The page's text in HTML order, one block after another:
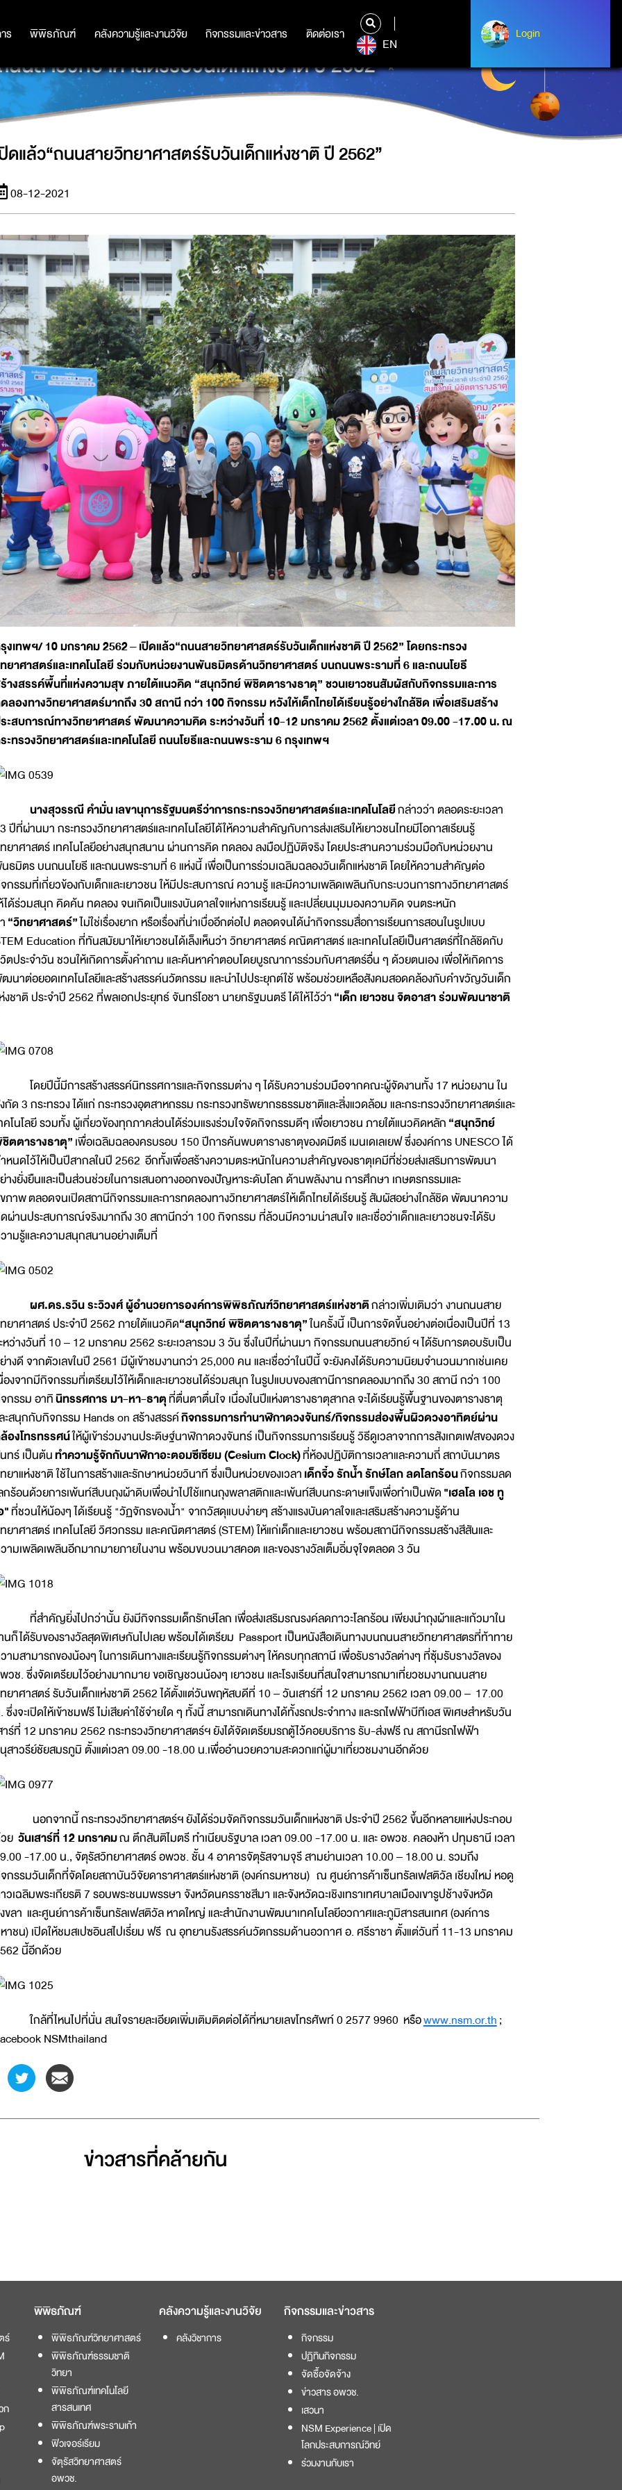
ร พิพิธภัณฑ์ คลังความรู้และงานวิจัย กิจกรรมและข่าวสาร ติดต่อเรา
ร พิพิธภัณฑ์ คลังความรู้และงานวิจัย กิจกรรมและข่าวสาร ติดต่อเรา
EN
Login
Login
นนสายวิทยาศาสตร์รับวันเด็กแห่งชาติ ปี 2562”
ดแล้ว“ถนนสายวิทยาศาสตร์รับวันเด็กแห่งชาติ ปี 2562”
08-12-2021
งเทพฯ/ 10 มกราคม 2562– เปิดแล้ว“ถนนสายวิทยาศาสตร์รับวันเด็กแห่งชาติ ปี 2562” โดยกระทรวง
ยาศาสตร์และเทคโนโลยี ร่วมกับหน่วยงานพันธมิตรด้านวิทยาศาสตร์ บนถนนพระรามที่ 6 และถนนโยธี
างสรรค์พื้นที่แห่งความสุข ภายใต้แนวคิด “สนุกวิทย์ พิชิตตารางธาตุ” ชวนเยาวชนสัมผัสกับกิจกรรมและการ
ลองทางวิทยาศาสตร์มากถึง 30 สถานี กว่า 100 กิจกรรม หวังให้เด็กไทยได้เรียนรู้อย่างใกล้ชิด เพื่อเสริมสร้าง
ะสบการณ์ทางวิทยาศาสตร์ พัฒนาความคิด ระหว่างวันที่ 10-12 มกราคม 2562 ตั้งแต่เวลา 09.00 -17.00 น.ณ
ะทรวงวิทยาศาสตร์และเทคโนโลยี ถนนโยธีและถนนพระราม 6 กรุงเทพฯ
นางสุวรรณี คำมั่นเลขานุการรัฐมนตรีว่าการกระทรวงวิทยาศาสตร์และเทคโนโลยีกล่าวว่า ตลอดระยะเวลา
ปีที่ผ่านมา กระทรวงวิทยาศาสตร์และเทคโนโลยีได้ให้ความสำคัญกับการส่งเสริมให้เยาวชนไทยมีโอกาสเรียนรู้
ยาศาสตร์ เทคโนโลยีอย่างสนุกสนาน ผ่านการคิด ทดลอง ลงมือปฏิบัติจริง โดยประสานความร่วมมือกับหน่วยงาน
ธมิตร บนถนนโยธี และถนนพระรามที่ 6 แห่งนี้ เพื่อเป็นการร่วมเฉลิมฉลองวันเด็กแห่งชาติ โดยให้ความสำคัญต่อ
กรรมที่เกี่ยวข้องกับเด็กและเยาวชน ให้มีประสบการณ์ ความรู้ และมีความเพลิดเพลินกับกระบวนการทางวิทยาศาสตร์
ได้ร่วมสนุก คิดค้น ทดลอง จนเกิดเป็นแรงบันดาลใจแห่งการเรียนรู้ และเปลี่ยนมุมมองความคิด จนตระหนัก
“วิทยาศาสตร์”ไม่ใช่เรื่องยาก หรือเรื่องที่น่าเบื่ออีกต่อไป ตลอดจนได้นำกิจกรรมสื่อการเรียนการสอนในรูปแบบ
Education ที่ทันสมัยมาให้เยาวชนได้เล็งเห็นว่า วิทยาศาสตร์ คณิตศาสตร์ และเทคโนโลยีเป็นศาสตร์ที่ใกล้ชิดกับ
ตประจำวัน ชวนให้เกิดการตั้งคำถาม และค้นหาคำตอบโดยบูรณาการร่วมกับศาสตร์อื่น ๆ ด้วยตนเอง เพื่อให้เกิดการ
นาต่อยอดเทคโนโลยีและสร้างสรรค์นวัตกรรม และนำไปประยุกต์ใช้ พร้อมช่วยเหลือสังคมสอดคล้องกับคำขวัญวันเด็ก
งชาติ ประจำปี 2562 ที่พลเอกประยุทธ์ จันทร์โอชา นายกรัฐมนตรี ได้ให้ไว้ว่า“เด็ก เยาวชน จิตอาสา ร่วมพัฒนาชาติ
โดยปีนี้มีการสร้างสรรค์นิทรรศการและกิจกรรมต่าง ๆ ได้รับความร่วมมือจากคณะผู้จัดงานทั้ง 17 หน่วยงาน ใน
กัด 3 กระทรวง ได้แก่ กระทรวงอุตสาหกรรม กระทรวงทรัพยากรธรรมชาติและสิ่งแวดล้อม และกระทรวงวิทยาศาสตร์และ
คโนโลยี รวมทั้ง ผู้เกี่ยวข้องทุกภาคส่วนได้ร่วมแรงร่วมใจจัดกิจกรรมดีๆ เพื่อเยาวชน ภายใต้แนวคิดหลัก“สนุกวิทย์
ตตารางธาตุ”เพื่อเฉลิมฉลองครบรอบ 150 ปีการค้นพบตารางธาตุของดมีตรี เมนเดเลเยฟ ซึ่งองค์การ UNESCO ได้
หนดไว้ให้เป็นปีสากลในปี 2562 อีกทั้งเพื่อสร้างความตระหนักในความสำคัญของธาตุเคมีที่ช่วยส่งเสริมการพัฒนา
างยั่งยืนและเป็นส่วนช่วยในการเสนอทางออกของปัญหาระดับโลก ด้านพลังงาน การศึกษา เกษตรกรรมและ
ภาพตลอดจนเปิดสถานีกิจกรรมและการทดลองทางวิทยาศาสตร์ให้เด็กไทยได้เรียนรู้ สัมผัสอย่างใกล้ชิด พัฒนาความ
ผ่านประสบการณ์จริงมากถึง 30 สถานีกว่า 100 กิจกรรม ที่ล้วนมีความน่าสนใจ และเชื่อว่าเด็กและเยาวชนจะได้รับ
ามรู้และความสนุกสนานอย่างเต็มที่
ผศ.ดร.รวิน ระวิวงศ์ ผู้อำนวยการองค์การพิพิธภัณฑ์วิทยาศาสตร์แห่งชาติกล่าวเพิ่มเติมว่า งานถนนสาย
ยาศาสตร์ ประจำปี 2562 ภายใต้แนวคิด“สนุกวิทย์ พิชิตตารางธาตุ”ในครั้งนี้ เป็นการจัดขึ้นอย่างต่อเนื่องเป็นปีที่ 13
หว่างวันที่ 10 – 12 มกราคม 2562 ระยะเวลารวม 3 วัน ซึ่งในปีที่ผ่านมา กิจกรรมถนนสายวิทย์ ฯ ได้รับการตอบรับเป็น
างดี จากตัวเลขในปี 2561 มีผู้เข้าชมงานกว่า 25,000 คน และเชื่อว่าในปีนี้ จะยังคงได้รับความนิยมจำนวนมากเช่นเคย
องจากมีกิจกรรมที่เตรียมไว้ให้เด็กและเยาวชนได้ร่วมสนุก ในรูปแบบของสถานีการทดลองมากถึง 30 สถานี กว่า 100
กรรม อาทินิทรรศการ มา-หา-ธาตุที่ตื่นตาตื่นใจ เนื่องในปีแห่งตารางธาตุสากล จะได้เรียนรู้พื้นฐานของตารางธาตุ
ะสนุกกับกิจกรรม Hands on สร้างสรรค์กิจกรรมการทำนาฬิกาดวงจันทร์/กิจกรรมส่องพื้นผิวดวงอาทิตย์ผ่าน
องโทรทรรศน์ให้ผู้เข้าร่วมงานประดิษฐ์นาฬิกาดวงจันทร์ เป็นกิจกรรมการเรียนรู้ วิธีดูเวลาจากการสังเกตเฟสของดวง
ทร์ เป็นต้นทำความรู้จักกับนาฬิกาอะตอมซีเซียม (Cesium Clock)ที่ห้องปฏิบัติการเวลาและความถี่ สถาบันมาตร
ยาแห่งชาติ ใช้ในการสร้างและรักษาหน่วยวินาที ซึ่งเป็นหน่วยของเวลาเด็กจิ๋ว รักน้ำ รักษ์โลก ลดโลกร้อนกิจกรรมลด
กร้อนด้วยการเพ้นท์สีบนถุงผ้าดิบเพื่อนำไปใช้แทนถุงพลาสติกและเพ้นท์สีบนกระดาษแข็งเพื่อทำเป็นพัด"เฮลโล เอช ทู
"ที่ชวนให้น้องๆ ได้เรียนรู้ "วัฏจักรของน้ำ" จากวัสดุแบบง่ายๆ สร้างแรงบันดาลใจและเสริมสร้างความรู้ด้าน
ยาศาสตร์ เทคโนโลยี วิศวกรรม และคณิตศาสตร์ (STEM) ให้แก่เด็กและเยาวชน พร้อมสถานีกิจกรรมสร้างสีสันและ
ามเพลิดเพลินอีกมากมายภายในงาน พร้อมขบวนมาสคอต และของรางวัลเต็มอิ่มจุใจตลอด 3 วัน
ที่สำคัญยิ่งไปกว่านั้น ยังมีกิจกรรมเด็กรักษ์โลก เพื่อส่งเสริมรณรงค์ลดภาวะโลกร้อน เพียงนำถุงผ้าและแก้วมาใน
นก็ได้รับของรางวัลสุดพิเศษกันไปเลย พร้อมได้เตรียม Passport เป็นหนังสือเดินทางบนถนนสายวิทยาศาสตรที่ท้าทาย
ามสามารถของน้องๆ ในการเดินทางและเรียนรู้กิจกรรมต่างๆ ให้ครบทุกสถานี เพื่อรับรางวัลต่างๆ ที่ซุ้มรับรางวัลของ
วช. ซึ่งจัดเตรียมไว้อย่างมากมาย ขอเชิญชวนน้องๆ เยาวชน และโรงเรียนที่สนใจสามารถมาเที่ยวชมงานถนนสาย
ยาศาสตร์ รับวันเด็กแห่งชาติ 2562 ได้ตั้งแต่วันพฤหัสบดีที่ 10 – วันเสาร์ที่ 12 มกราคม 2562 เวลา 09.00 – 17.00
ซึ่งจะเปิดให้เข้าชมฟรี ไม่เสียค่าใช้จ่ายใด ๆ ทั้งนี้ สามารถเดินทางได้ทั้งรถประจำทาง และรถไฟฟ้าบีทีเอส พิเศษสำหรับวัน
าร์ที่ 12 มกราคม 2562 กระทรวงวิทยาศาสตร์ฯ ยังได้จัดเตรียมรถตู้ไว้คอยบริการ รับ-ส่งฟรี ณ สถานีรถไฟฟ้า
สาวรีย์ชัยสมรภูมิ ตั้งแต่เวลา 09.00 -18.00 น.เพื่ออำนวยความสะดวกแก่ผู้มาเที่ยวชมงานอีกด้วย
นอกจากนี้ กระทรวงวิทยาศาสตร์ฯ ยังได้ร่วมจัดกิจกรรมวันเด็กแห่งชาติ ประจำปี 2562 ขึ้นอีกหลายแห่งประกอบ
ย วันเสาร์ที่ 12 มกราคมณ ตึกสันติไมตรี ทำเนียบรัฐบาล เวลา 09.00 -17.00 น. และ อพวช. คลองห้า ปทุมธานี เวลา
-17.00 น., จัตุรัสวิทยาศาสตร์ อพวช. ชั้น 4 อาคารจัตุรัสจามจุรี สามย่านเวลา 10.00 – 18.00 น. รวมถึง
กรรมวันเด็กที่จัดโดยสถาบันวิจัยดาราศาสตร์แห่งชาติ (องค์กรมหาชน) ณ ศูนย์การค้าเซ็นทรัลเฟสติวัล เชียงใหม่ หอดู
วเฉลิมพระเกียรติ 7 รอบพระชนมพรรษา จังหวัดนครราชสีมา และจังหวัดฉะเชิงเทราเทศบาลเมืองเขารูปช้างจังหวัด
ขลา และศูนย์การค้าเซ็นทรัลเฟสติวัล หาดใหญ่ และสำนักงานพัฒนาเทคโนโลยีอวกาศและภูมิสารสนเทศ (องค์การ
าชน) เปิดให้ชมสเปซอินสไปเรี่ยม ฟรี ณ อุทยานรังสรรค์นวัตกรรมด้านอวกาศ อ. ศรีราชา ตั้งแต่วันที่ 11-13 มกราคม
นี้อีกด้วย
ใกล้ที่ไหนไปที่นั่น สนใจรายละเอียดเพิ่มเติมติดต่อได้ที่หมายเลขโทรศัพท์ 0 2577 9960 หรือwww.nsm.or.th;
NSMthailand
ข่าวสารที่่คล้ายกัน
ร์
ก
พิพิธภัณฑ์
พิพิธภัณฑ์วิทยาศาสตร์
พิพิธภัณฑ์ธรรมชาติ
วิทยา
พิพิธภัณฑ์เทคโนโลยี
สารสนเทศ
พิพิธภัณฑ์พระรามเก้า
ฟิวเจอร์เรียม
จัตุรัสวิทยาศาสตร์
อพวช.
คลังความรู้และงานวิจัย
คลังวิชาการ
กิจกรรมและข่าวสาร
กิจกรรม
ปฏิทินกิจกรรม
จัดซื้อจัดจ้าง
ข่าวสาร อพวช.
เสวนา
NSM Experience | เปิด
โลกประสบการณ์วิทย์
ร่วมงานกับเรา